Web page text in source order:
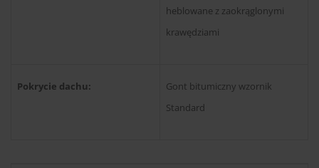
heblowane z zaokrąglonymi
krawędziami
Pokrycie dachu:
Gont bitumiczny wzornik
Standard